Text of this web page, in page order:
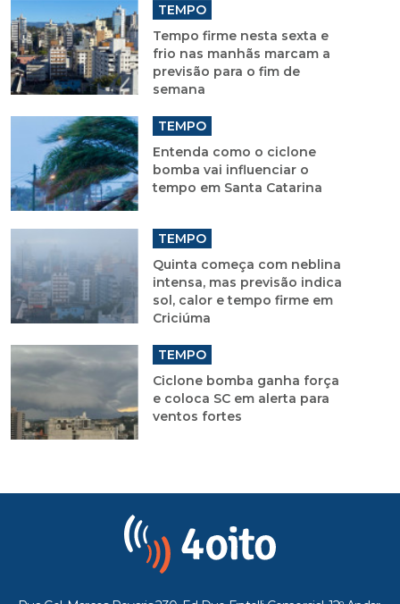
TEMPO
Tempo firme nesta sexta e
frio nas manhãs marcam a
previsão para o fim de
semana
TEMPO
Entenda como o ciclone
bomba vai influenciar o
tempo em Santa Catarina
TEMPO
Quinta começa com neblina
intensa, mas previsão indica
sol, calor e tempo firme em
Criciúma
TEMPO
Ciclone bomba ganha força
e coloca SC em alerta para
ventos fortes